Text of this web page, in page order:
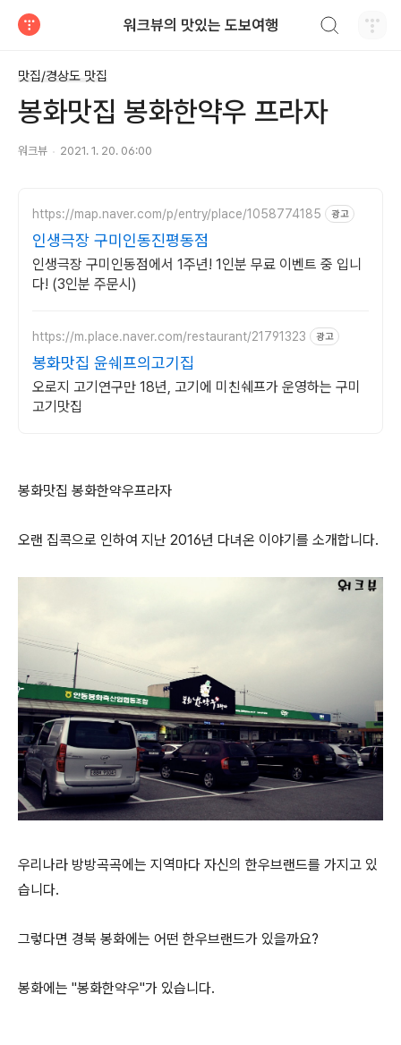
워크뷰의 맛있는 도보여행
맛집/경상도 맛집
봉화맛집 봉화한약우 프라자
워크뷰 2021. 1. 20. 06:00
https://map.naver.com/p/entry/place/1058774185 광고
인생극장 구미인동진평동점
인생극장 구미인동점에서 1주년! 1인분 무료 이벤트 중 입니
다! (3인분 주문시)
https://m.place.naver.com/restaurant/21791323 광고
봉화맛집 윤쉐프의고기집
오로지 고기연구만 18년, 고기에 미친쉐프가 운영하는 구미
고기맛집
봉화맛집 봉화한약우프라자
오랜 집콕으로 인하여 지난 2016년 다녀온 이야기를 소개합니다.
우리나라 방방곡곡에는 지역마다 자신의 한우브랜드를 가지고 있
습니다.
그렇다면 경북 봉화에는 어떤 한우브랜드가 있을까요?
봉화에는 "봉화한약우"가 있습니다.